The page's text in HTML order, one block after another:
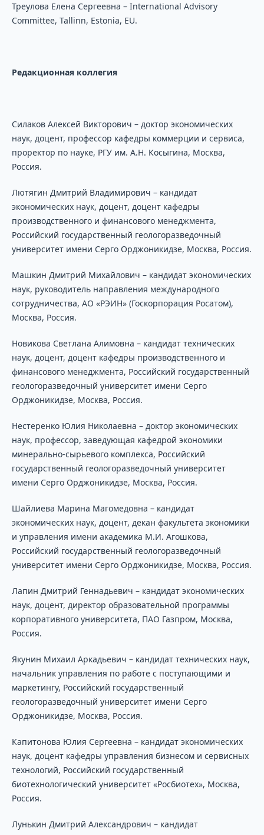
Треулова Елена Сергеевна – International Advisory
Committee, Tallinn, Estonia, EU.
Редакционная коллегия
Силаков Алексей Викторович – доктор экономических
наук, доцент, профессор кафедры коммерции и сервиса,
проректор по науке, РГУ им. А.Н. Косыгина, Москва,
Россия.
Лютягин Дмитрий Владимирович – кандидат
экономических наук, доцент, доцент кафедры
производственного и финансового менеджмента,
Российский государственный геологоразведочный
университет имени Серго Орджоникидзе, Москва, Россия.
Машкин Дмитрий Михайлович – кандидат экономических
наук, руководитель направления международного
сотрудничества, АО «РЭИН» (Госкорпорация Росатом),
Москва, Россия.
Новикова Светлана Алимовна – кандидат технических
наук, доцент, доцент кафедры производственного и
финансового менеджмента, Российский государственный
геологоразведочный университет имени Серго
Орджоникидзе, Москва, Россия.
Нестеренко Юлия Николаевна – доктор экономических
наук, профессор, заведующая кафедрой экономики
минерально-сырьевого комплекса, Российский
государственный геологоразведочный университет
имени Серго Орджоникидзе, Москва, Россия.
Шайлиева Марина Магомедовна – кандидат
экономических наук, доцент, декан факультета экономики
и управления имени академика М.И. Агошкова,
Российский государственный геологоразведочный
университет имени Серго Орджоникидзе, Москва, Россия.
Лапин Дмитрий Геннадьевич – кандидат экономических
наук, доцент, директор образовательной программы
корпоративного университета, ПАО Газпром, Москва,
Россия.
Якунин Михаил Аркадьевич – кандидат технических наук,
начальник управления по работе с поступающими и
маркетингу, Российский государственный
геологоразведочный университет имени Серго
Орджоникидзе, Москва, Россия.
Капитонова Юлия Сергеевна – кандидат экономических
наук, доцент кафедры управления бизнесом и сервисных
технологий, Российский государственный
биотехнологический университет «Росбиотех», Москва,
Россия.
Лунькин Дмитрий Александрович – кандидат